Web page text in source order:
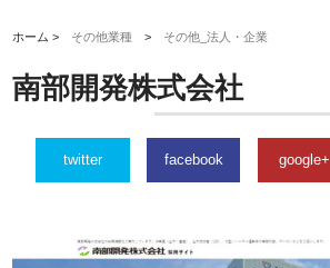
ホーム > その他業種 > その他_法人・企業
南部開発株式会社
twitter facebook google+